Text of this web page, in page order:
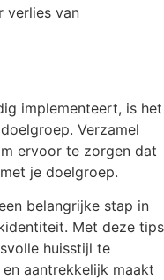
verlies van
implementeert, is het
Verzamel
ervoor te zorgen dat
je doelgroep.
belangrijke stap in
Met deze tips
huisstijl te
aantrekkelijk maakt